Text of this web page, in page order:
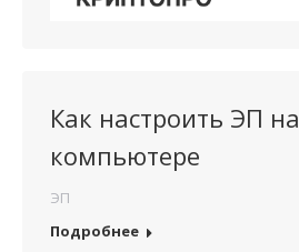
Как настроить ЭП на
компьютере
ЭП
Подробнее